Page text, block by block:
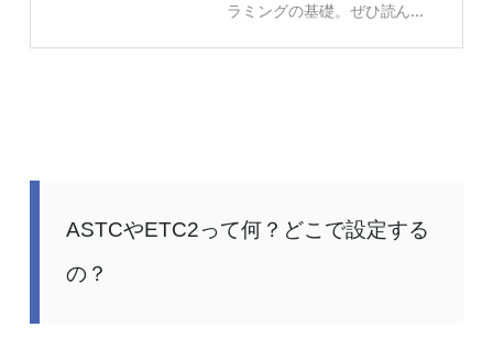
ラミングの基礎。ぜひ読ん...
ASTCやETC2って何？どこで設定する
の？